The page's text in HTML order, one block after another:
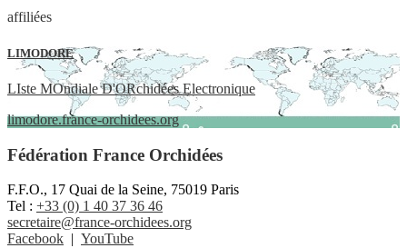
affiliées
LIMODORE
LIste MOndiale D'ORchidées Electronique
limodore.france-orchidees.org
Fédération France Orchidées
F.F.O., 17 Quai de la Seine, 75019 Paris
Tel : +33 (0) 1 40 37 36 46
secretaire@france-orchidees.org
Facebook | YouTube